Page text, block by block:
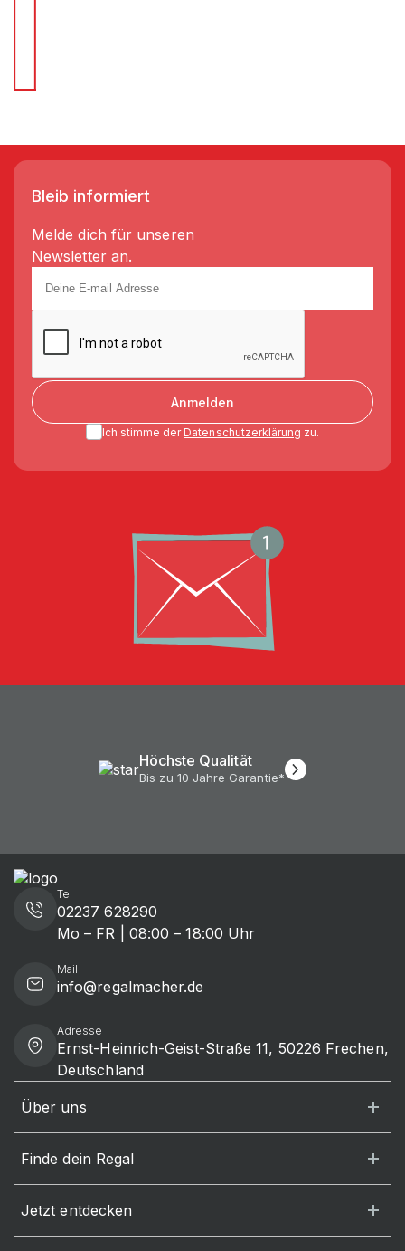
Bleib informiert
Melde dich für unseren
Newsletter an.
Anmelden
Ich stimme der Datenschutzerklärung zu.
Höchste Qualität
Bis zu 10 Jahre Garantie*
Tel
02237 628290
Mo – FR | 08:00 – 18:00 Uhr
Mail
info@regalmacher.de
Adresse
Ernst-Heinrich-Geist-Straße 11, 50226 Frechen,
Deutschland
Über uns
Finde dein Regal
Jetzt entdecken